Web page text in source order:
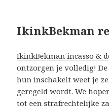
IkinkBekman
IkinkBekman incasso &
ontzorgen je volledig!
hun inschakelt weet je
geregeld wordt. We
tot een strafrechtelijke